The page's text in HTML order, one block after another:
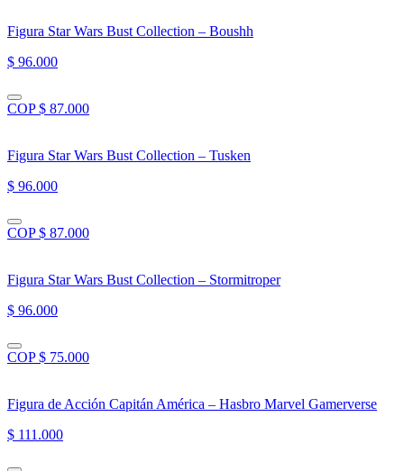
Figura Star Wars Bust Collection – Boushh
$ 96.000
COP $ 87.000
Figura Star Wars Bust Collection – Tusken
$ 96.000
COP $ 87.000
Figura Star Wars Bust Collection – Stormitroper
$ 96.000
COP $ 75.000
Figura de Acción Capitán América – Hasbro Marvel Gamerverse
$ 111.000